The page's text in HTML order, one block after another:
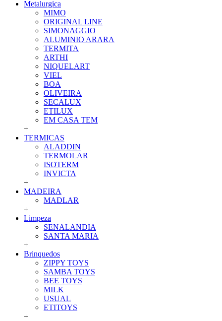
Metalurgica
MIMO
ORIGINAL LINE
SIMONAGGIO
ALUMINIO ARARA
TERMITA
ARTHI
NIQUELART
VIEL
BOA
OLIVEIRA
SECALUX
ETILUX
EM CASA TEM
+
TERMICAS
ALADDIN
TERMOLAR
ISOTERM
INVICTA
+
MADEIRA
MADLAR
+
Limpeza
SENALANDIA
SANTA MARIA
+
Brinquedos
ZIPPY TOYS
SAMBA TOYS
BEE TOYS
MILK
USUAL
ETITOYS
+